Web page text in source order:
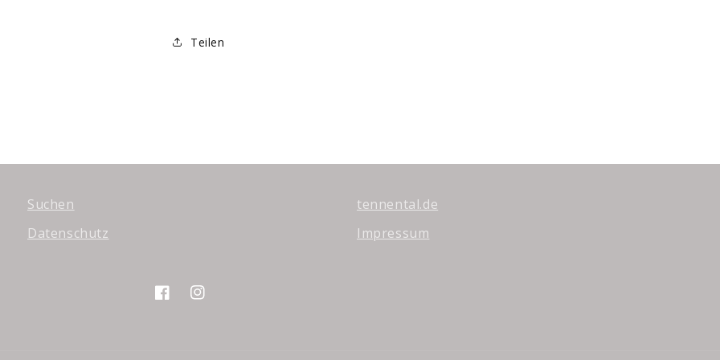
Teilen
Suchen
tennental.de
Datenschutz Impressum
FacebookInstagram